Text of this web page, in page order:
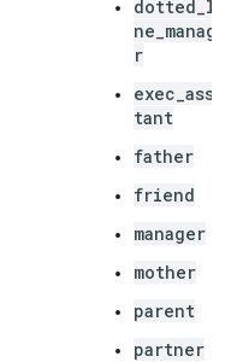
dotted_li
ne_manage
r
tant
father
friend
manager
mother
parent
partner